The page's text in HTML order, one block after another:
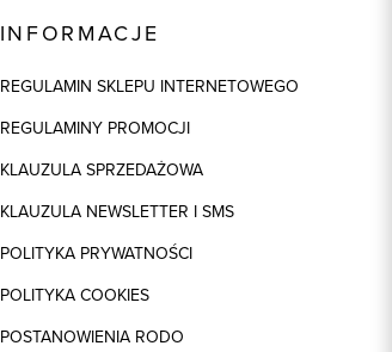
INFORMACJE
REGULAMIN SKLEPU INTERNETOWEGO
REGULAMINY PROMOCJI
KLAUZULA SPRZEDAŻOWA
KLAUZULA NEWSLETTER I SMS
POLITYKA PRYWATNOŚCI
POLITYKA COOKIES
POSTANOWIENIA RODO